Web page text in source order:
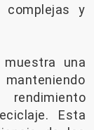
complejas y
una
Esta